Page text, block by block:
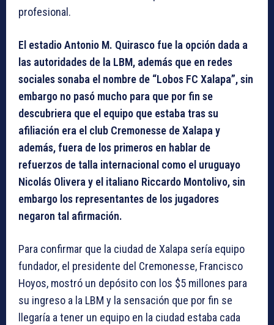
profesional.
El estadio Antonio M. Quirasco fue la opción dada a
las autoridades de la LBM, además que en redes
sociales sonaba el nombre de “Lobos FC Xalapa”, sin
embargo no pasó mucho para que por fin se
descubriera que el equipo que estaba tras su
afiliación era el club Cremonesse de Xalapa y
además, fuera de los primeros en hablar de
refuerzos de talla internacional como el uruguayo
Nicolás Olivera y el italiano Riccardo Montolivo, sin
embargo los representantes de los jugadores
negaron tal afirmación.
Para confirmar que la ciudad de Xalapa sería equipo
fundador, el presidente del Cremonesse, Francisco
Hoyos, mostró un depósito con los $5 millones para
su ingreso a la LBM y la sensación que por fin se
llegaría a tener un equipo en la ciudad estaba cada